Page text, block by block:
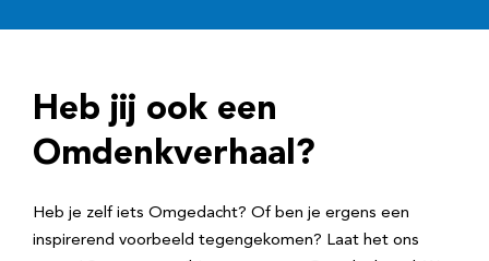
r
e
Heb jij ook een
Omdenkverhaal?
Heb je zelf iets Omgedacht? Of ben je ergens een
inspirerend voorbeeld tegengekomen? Laat het ons